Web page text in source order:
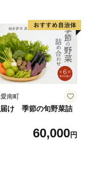
南町
け 季節の旬野菜詰
60,000円